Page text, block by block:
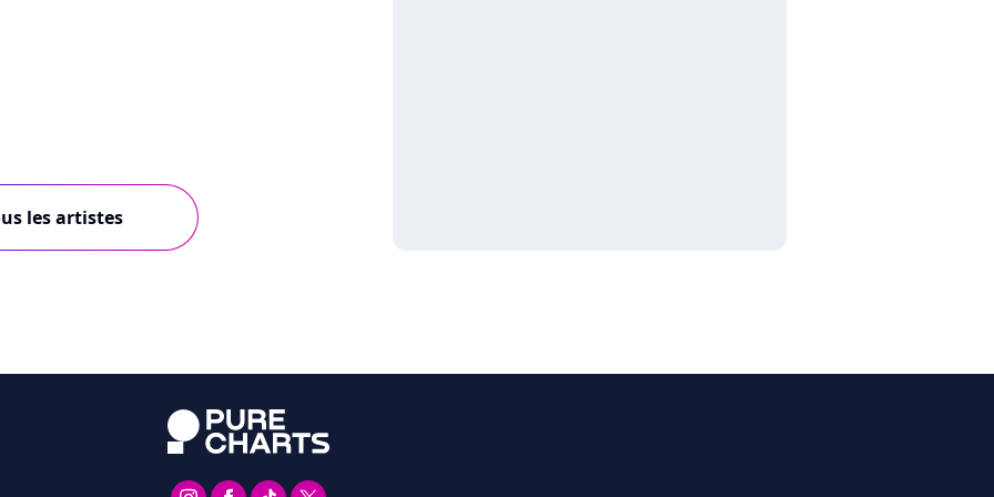
les artistes